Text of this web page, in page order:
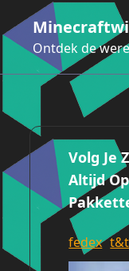
naar
de
inhoud
Ontdek de
Volg Je
Altijd
fedex t&t